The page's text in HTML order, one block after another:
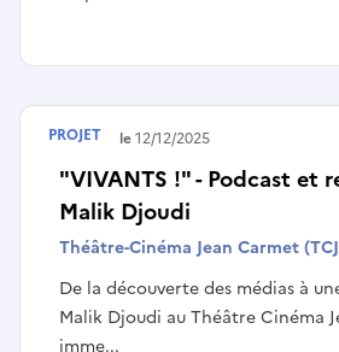
"VIVANTS !" - Podcast et
Malik Djoudi
Théâtre-Cinéma Jean Carmet
De la découverte des médias à
Malik Djoudi au Théâtre Cinéma
imme...
Terminé le12/12/2025
PROJET